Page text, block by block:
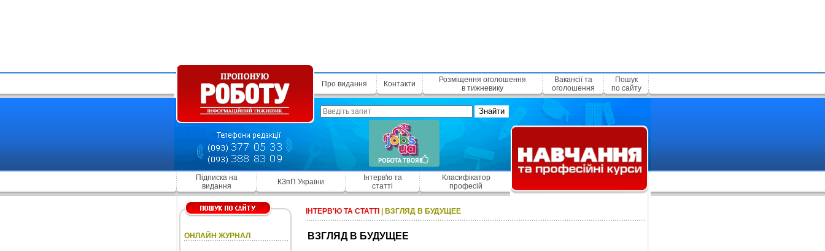
Знайти
Про видання Контакти
Розміщення оголошення
в тижневику
Вакансії та
оголошення
Пошук
по сайту
Підписка на
видання
КЗпП України
Інтерв'ю та
статті
Класифікатор
професій
ОНЛАЙН ЖУРНАЛ
ІНТЕРВ'Ю ТА СТАТТІ ВЗГЛЯД В БУДУЩЕЕ
ВЗГЛЯД В БУДУЩЕЕ